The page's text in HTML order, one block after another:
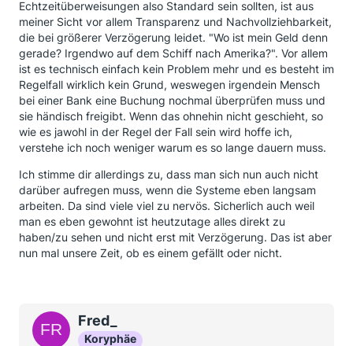
Echtzeitüberweisungen also Standard sein sollten, ist aus
meiner Sicht vor allem Transparenz und Nachvollziehbarkeit,
die bei größerer Verzögerung leidet. "Wo ist mein Geld denn
gerade? Irgendwo auf dem Schiff nach Amerika?". Vor allem
ist es technisch einfach kein Problem mehr und es besteht im
Regelfall wirklich kein Grund, weswegen irgendein Mensch
bei einer Bank eine Buchung nochmal überprüfen muss und
sie händisch freigibt. Wenn das ohnehin nicht geschieht, so
wie es jawohl in der Regel der Fall sein wird hoffe ich,
verstehe ich noch weniger warum es so lange dauern muss.
Ich stimme dir allerdings zu, dass man sich nun auch nicht
darüber aufregen muss, wenn die Systeme eben langsam
arbeiten. Da sind viele viel zu nervös. Sicherlich auch weil
man es eben gewohnt ist heutzutage alles direkt zu
haben/zu sehen und nicht erst mit Verzögerung. Das ist aber
nun mal unsere Zeit, ob es einem gefällt oder nicht.
Fred_
Koryphäe